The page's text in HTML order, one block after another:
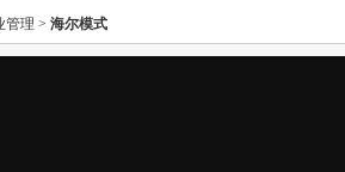
管理 > 海尔模式